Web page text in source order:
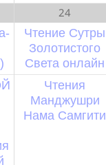
24
Чтение Сутры
Золотистого
Света онлайн
Чтения
Манджушри
Нама Самгити